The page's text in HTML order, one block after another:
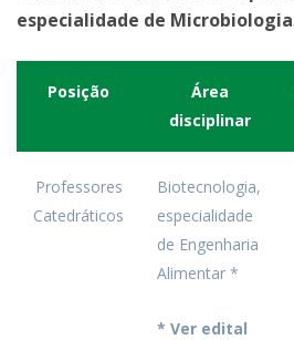
especialidade de Microbiologia.
Posição
Área
disciplinar
Professores
Catedráticos
Biotecnologia,
especialidade
de Engenharia
Alimentar *
* Ver edital